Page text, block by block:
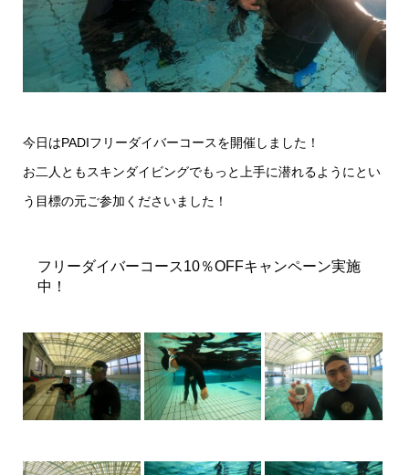
今日はPADIフリーダイバーコースを開催しました！
お二人ともスキンダイビングでもっと上手に潜れるようにとい
う目標の元ご参加くださいました！
フリーダイバーコース10％OFFキャンペーン実施
中！